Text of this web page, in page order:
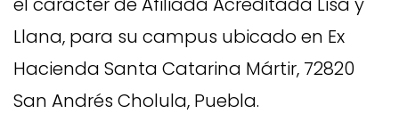
Llana, para su campus ubicado en Ex
Hacienda Santa Catarina Mártir, 72820
San Andrés Cholula, Puebla.